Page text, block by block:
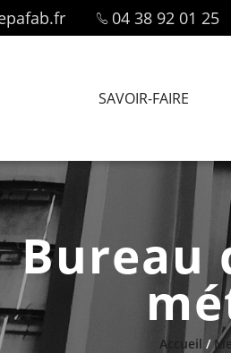
04 38 92 01 25
SAVOIR-FAIRE
Bureau
Accueil /